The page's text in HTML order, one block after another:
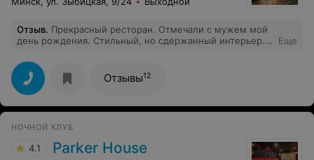
Отзыв. Прекрасный ресторан. Отмечали с мужем мой
день рождения. Стильный, но сдержанный интерьер.
блюд и подача на высоте. Живая музыка: красивый
женский вокал. Однозначно рекомендую для
посещения.
Еще
Отзывы12
НОЧНОЙ КЛУБ
4.1 Parker House